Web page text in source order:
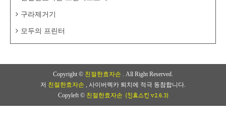
구라제거기
모두의 프린터
Copyright © 친절한효자손 . All Right Reserved.
저 친절한효자손 , 사이버렉카 퇴치에 적극 동참합니다.
Copyleft © 친절한효자손 (친효스킨 v2.6.3)